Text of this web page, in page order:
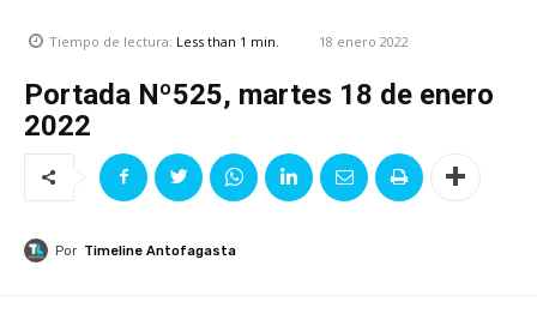
Tiempo de lectura: Less than 1 min. 18 enero 2022
Portada Nº525, martes 18 de enero
2022
Por Timeline Antofagasta